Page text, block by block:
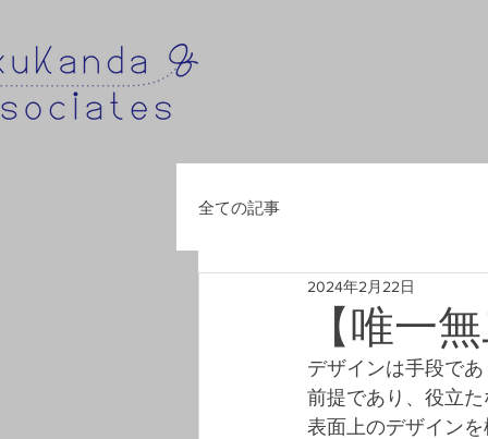
全ての記事
【唯一
2024年2月22日
デザインは手段で
前提であり、役立
表面上のデザイン